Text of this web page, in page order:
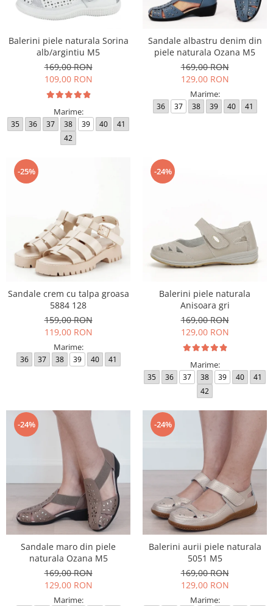
Incaltamine primavara-vara piele
Imbracaminte
Camasi si topuri
Blugi si pantaloni
Pulovere si cardigane
Salopete
Incaltaminte toamna-iarna piele
Balerini piele naturala Sorina
alb/argintiu M5
169,00 RON
109,00 RON
Marime:
35 36 37 38 39 40
41
42
Sandale albastru denim din
piele naturala Ozana M5
169,00 RON
129,00 RON
Marime:
36 37 38 39 40 41
-25%
Sandale crem cu talpa groasa
5884 128
159,00 RON
119,00 RON
Marime:
36 37 38 39 40 41
-24%
Balerini piele naturala
Anisoara gri
169,00 RON
129,00 RON
Marime:
35 36 37 38 39 40
41
42
-24%
Sandale maro din piele
naturala Ozana M5
169,00 RON
129,00 RON
Marime:
-24%
Balerini aurii piele naturala
5051 M5
169,00 RON
129,00 RON
Marime: